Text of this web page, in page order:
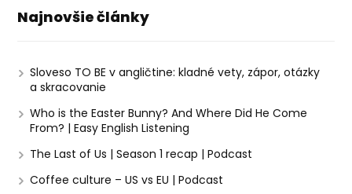
Najnovšie články
Sloveso TO BE v angličtine: kladné vety, zápor, otázky
a skracovanie
Who is the Easter Bunny? And Where Did He Come
From? | Easy English Listening
The Last of Us | Season 1 recap | Podcast
Coffee culture – US vs EU | Podcast